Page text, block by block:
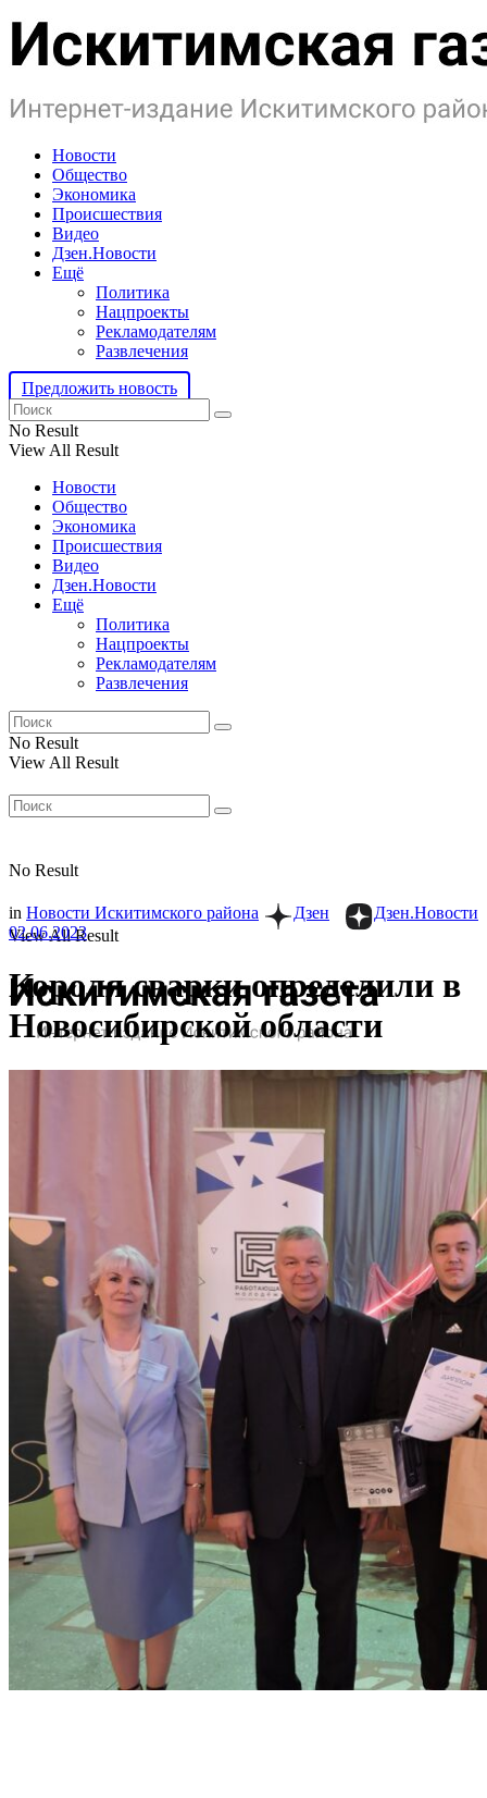
Новости
Общество
Экономика
Происшествия
Видео
Дзен.Новости
Ещё
Политика
Нацпроекты
Рекламодателям
Развлечения
Предложить новость
No Result
View All Result
Новости
Общество
Экономика
Происшествия
Видео
Дзен.Новости
Ещё
Политика
Нацпроекты
Рекламодателям
Развлечения
No Result
View All Result
No Result
View All Result
Дзен.Новости
Дзен
in Новости Искитимского района
02.06.2023
Короля сварки определили в
Новосибирской области